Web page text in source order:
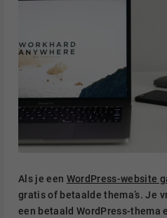
Als je een WordPress-website
gratis of betaalde thema’s. Je
een betaald WordPress-thema